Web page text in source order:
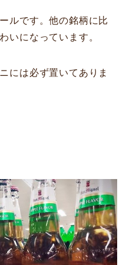
ルです。他の銘柄に比
いになっています。
には必ず置いてありま